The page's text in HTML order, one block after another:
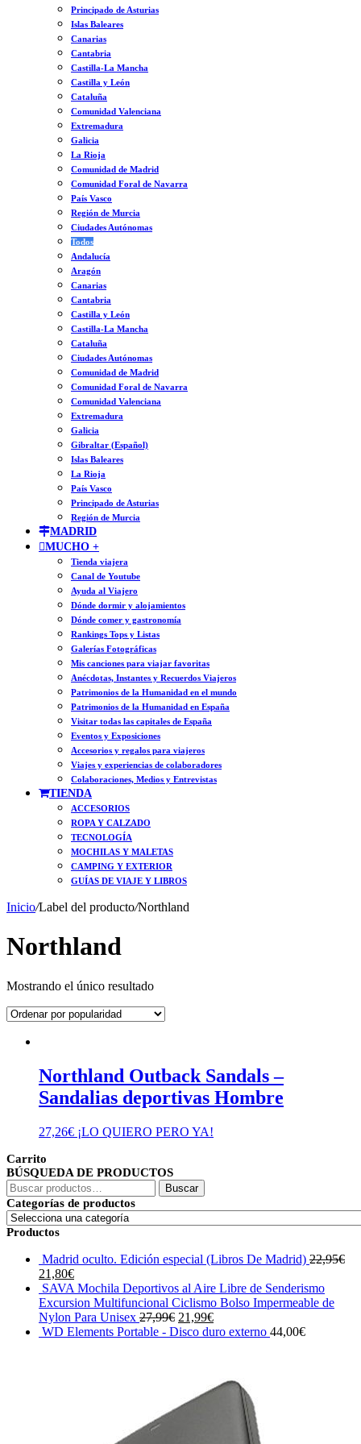
Principado de Asturias
Islas Baleares
Canarias
Cantabria
Castilla-La Mancha
Castilla y León
Cataluña
Comunidad Valenciana
Extremadura
Galicia
La Rioja
Comunidad de Madrid
Comunidad Foral de Navarra
País Vasco
Región de Murcia
Ciudades Autónomas
Todos
Andalucía
Aragón
Canarias
Cantabria
Castilla y León
Castilla-La Mancha
Cataluña
Ciudades Autónomas
Comunidad de Madrid
Comunidad Foral de Navarra
Comunidad Valenciana
Extremadura
Galicia
Gibraltar (Español)
Islas Baleares
La Rioja
País Vasco
Principado de Asturias
Región de Murcia
MADRID
MUCHO +
Tienda viajera
Canal de Youtube
Ayuda al Viajero
Dónde dormir y alojamientos
Dónde comer y gastronomía
Rankings Tops y Listas
Galerías Fotográficas
Mis canciones para viajar favoritas
Anécdotas, Instantes y Recuerdos Viajeros
Patrimonios de la Humanidad en el mundo
Patrimonios de la Humanidad en España
Visitar todas las capitales de España
Eventos y Exposiciones
Accesorios y regalos para viajeros
Viajes y experiencias de colaboradores
Colaboraciones, Medios y Entrevistas
TIENDA
ACCESORIOS
ROPA Y CALZADO
TECNOLOGÍA
MOCHILAS Y MALETAS
CAMPING Y EXTERIOR
GUÍAS DE VIAJE Y LIBROS
Inicio/Label del producto/Northland
Northland
Mostrando el único resultado
Northland Outback Sandals –
Sandalias deportivas Hombre
27,26€ ¡LO QUIERO PERO YA!
Carrito
BÚSQUEDA DE PRODUCTOS
Buscar
por:
Buscar
Categorías de productos
Productos
Madrid oculto. Edición especial (Libros De Madrid) 22,95€
El
precio
original
era:
22,95€.
21,80€El
precio
actual
es:
21,80€.
SAVA Mochila Deportivos al Aire Libre de Senderismo
Excursion Multifuncional Ciclismo Bolso Impermeable de
Nylon Para Unisex 27,99€ El
precio
21,99€El
precio
WD Elements Portable - Disco duro externo 44,00€